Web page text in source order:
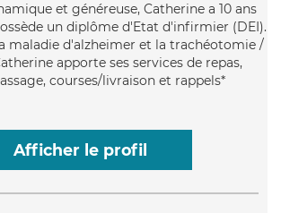
et généreuse, Catherine a 10 ans
un diplôme d'Etat d'infirmier (DEI).
maladie d'alzheimer et la trachéotomie /
apporte ses services de repas,
courses/livraison et rappels*
Afficher le profil